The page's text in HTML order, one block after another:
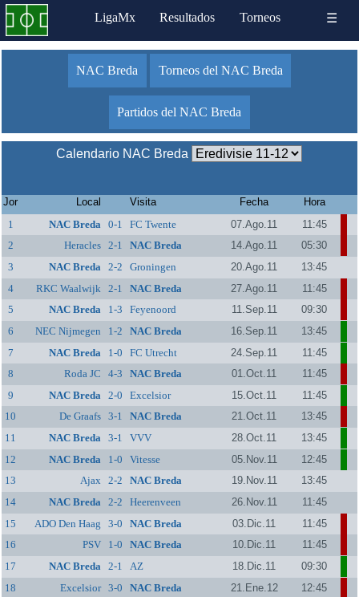
LigaMx Resultados Torneos ☰
NAC Breda Torneos del NAC Breda
Partidos del NAC Breda
Calendario NAC Breda
Jor Local Visita Fecha
Hora
1
NAC Breda 0-1 FC Twente 07.Ago.11
11:45
2
Heracles 2-1 NAC Breda 14.Ago.11
05:30
3
NAC Breda 2-2 Groningen 20.Ago.11
13:45
4
RKC Waalwijk 2-1 NAC Breda 27.Ago.11
11:45
5
NAC Breda 1-3 Feyenoord 11.Sep.11
09:30
6
NEC Nijmegen 1-2 NAC Breda 16.Sep.11
13:45
7
NAC Breda 1-0 FC Utrecht 24.Sep.11
11:45
8
Roda JC 4-3 NAC Breda 01.Oct.11
11:45
9
NAC Breda 2-0 Excelsior 15.Oct.11
11:45
10
De Graafs 3-1 NAC Breda 21.Oct.11
13:45
11
NAC Breda 3-1 VVV 28.Oct.11
13:45
12
NAC Breda 1-0 Vitesse 05.Nov.11
12:45
13
Ajax 2-2 NAC Breda 19.Nov.11
13:45
14
NAC Breda 2-2 Heerenveen 26.Nov.11
11:45
15
ADO Den Haag 3-0 NAC Breda 03.Dic.11
11:45
16
PSV 1-0 NAC Breda 10.Dic.11
11:45
17
NAC Breda 2-1 AZ 18.Dic.11
09:30
18
Excelsior 3-0 NAC Breda 21.Ene.12
12:45